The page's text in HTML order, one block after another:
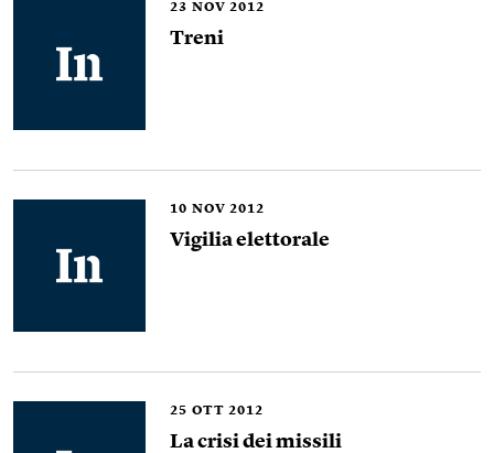
23 NOV 2012
Treni
10 NOV 2012
Vigilia elettorale
25 OTT 2012
La crisi dei missili